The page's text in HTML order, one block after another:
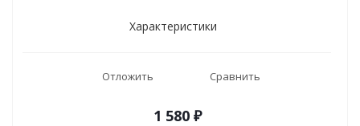
Характеристики
Отложить Сравнить
1 580₽